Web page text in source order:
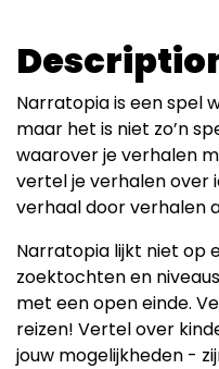
Narratopia is een spel
maar het is niet zo’n
waarover je verhalen
vertel je verhalen over
verhaal door verhalen
Narratopia lijkt niet op
zoektochten en
met een open einde.
reizen! Vertel over
jouw mogelijkheden -